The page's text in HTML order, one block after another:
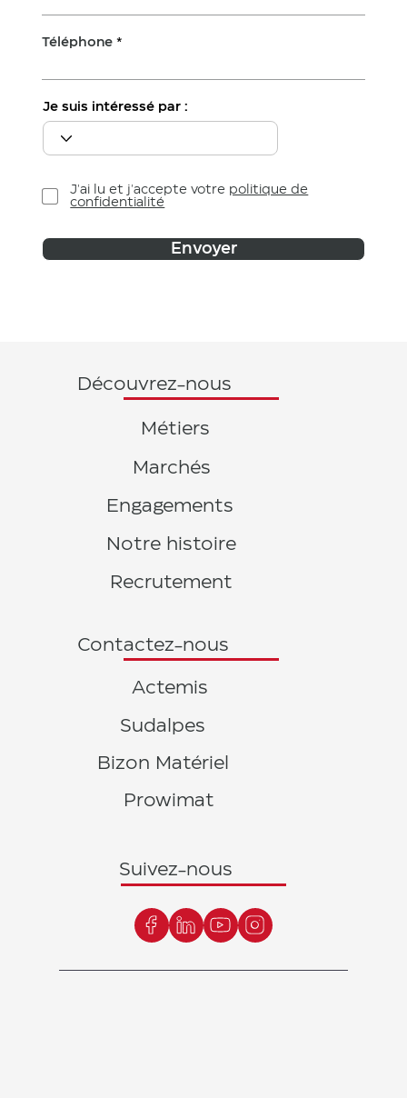
Téléphone
Je suis intéressé par :
J'ai lu et j'accepte votre politique de
confidentialité
Envoyer
Suivez-nous
Prowimat
Bizon Matériel
Sudalpes
Actemis
Contactez-nous
Recrutement
Notre histoire
Engagements
Marchés
Métiers
Découvrez-nous